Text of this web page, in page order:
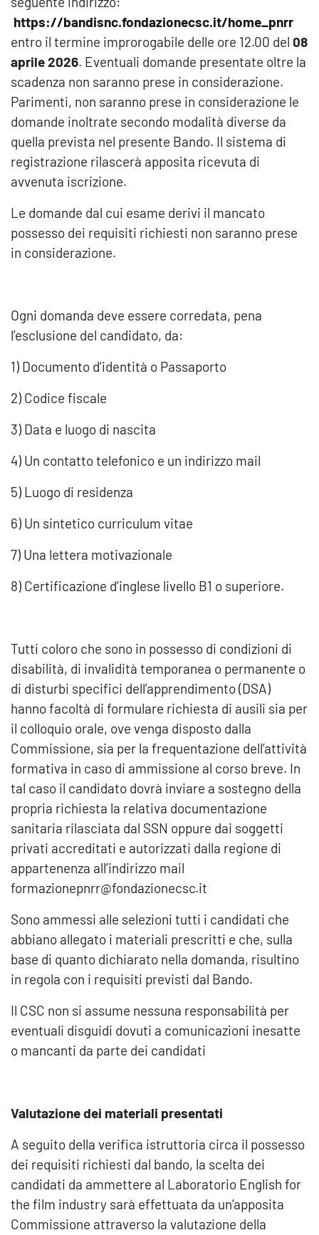
https://bandisnc.fondazionecsc.it/home_pnrr
entro il termine improrogabile delle ore 12.00 del 08
aprile 2026. Eventuali domande presentate oltre la
scadenza non saranno prese in considerazione.
Parimenti, non saranno prese in considerazione le
domande inoltrate secondo modalità diverse da
quella prevista nel presente Bando. Il sistema di
registrazione rilascerà apposita ricevuta di
avvenuta iscrizione.
Le domande dal cui esame derivi il mancato
possesso dei requisiti richiesti non saranno prese
in considerazione.
Ogni domanda deve essere corredata, pena
l’esclusione del candidato, da:
1) Documento d’identità o Passaporto
2) Codice fiscale
3) Data e luogo di nascita
4) Un contatto telefonico e un indirizzo mail
5) Luogo di residenza
6) Un sintetico curriculum vitae
7) Una lettera motivazionale
8) Certificazione d’inglese livello B1 o superiore.
Tutti coloro che sono in possesso di condizioni di
disabilità, di invalidità temporanea o permanente o
di disturbi specifici dell’apprendimento (DSA)
hanno facoltà di formulare richiesta di ausili sia per
il colloquio orale, ove venga disposto dalla
Commissione, sia per la frequentazione dell’attività
formativa in caso di ammissione al corso breve. In
tal caso il candidato dovrà inviare a sostegno della
propria richiesta la relativa documentazione
sanitaria rilasciata dal SSN oppure dai soggetti
privati accreditati e autorizzati dalla regione di
appartenenza all’indirizzo mail
formazionepnrr@fondazionecsc.it
Sono ammessi alle selezioni tutti i candidati che
abbiano allegato i materiali prescritti e che, sulla
base di quanto dichiarato nella domanda, risultino
in regola con i requisiti previsti dal Bando.
Il CSC non si assume nessuna responsabilità per
eventuali disguidi dovuti a comunicazioni inesatte
o mancanti da parte dei candidati
Valutazione dei materiali presentati
A seguito della verifica istruttoria circa il possesso
dei requisiti richiesti dal bando, la scelta dei
candidati da ammettere al Laboratorio English for
the film industry sarà effettuata da un’apposita
Commissione attraverso la valutazione della